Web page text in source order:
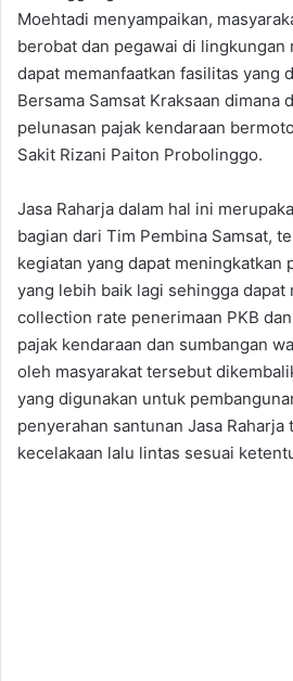
Moehtadi menyampaikan,
berobat dan pegawai di lingkungan
dapat memanfaatkan fasilitas yang
Bersama Samsat Kraksaan dimana
pelunasan pajak kendaraan
Sakit Rizani Paiton Probolinggo.
Jasa Raharja dalam hal ini
bagian dari Tim Pembina Samsat,
kegiatan yang dapat meningkatkan
yang lebih baik lagi sehingga dapat
collection rate penerimaan PKB
pajak kendaraan dan sumbangan
oleh masyarakat tersebut
yang digunakan untuk
penyerahan santunan Jasa Raharja
kecelakaan lalu lintas sesuai